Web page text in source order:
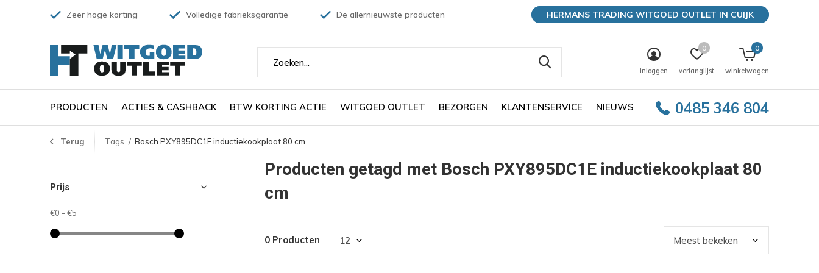
PRODUCTEN ACTIES & CASHBACK BTW KORTING ACTIE WITGOED OUTLET BEZORGEN KLANTENSERVICE NIEUWS 0485 346 804
inloggen verlanglijst
0
winkelwagen
0
Zeer hoge korting Volledige fabrieksgarantie De allernieuwste producten HERMANS TRADING WITGOED OUTLET IN CUIJK
Terug Tags Bosch PXY895DC1E inductiekookplaat 80 cm
Producten getagd met Bosch PXY895DC1E inductiekookplaat 80
cm
0 Producten
Prijs
€0 - €5